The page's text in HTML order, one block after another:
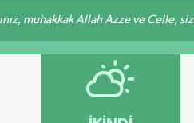
muhakkak Allah Azze ve Celle,